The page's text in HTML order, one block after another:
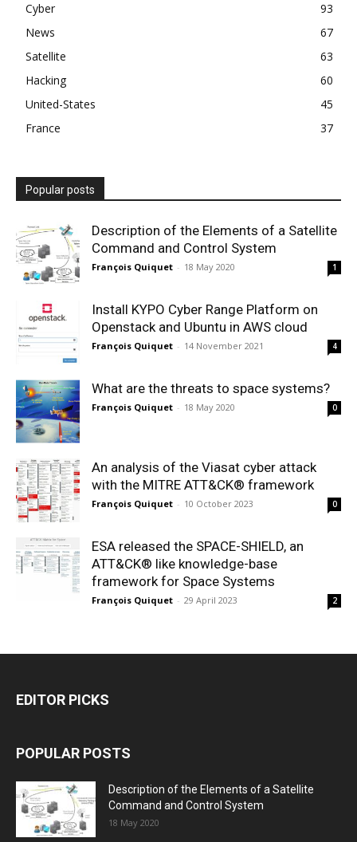
Cyber
93
News
67
Satellite
63
Hacking
60
United-States
45
France
37
Popular posts
Description of the Elements of a Satellite
Command and Control System
François Quiquet - 18 May 2020 1
Install KYPO Cyber Range Platform on
Openstack and Ubuntu in AWS cloud
François Quiquet - 14 November 2021 4
What are the threats to space systems?
François Quiquet - 18 May 2020 0
An analysis of the Viasat cyber attack
with the MITRE ATT&CK® framework
François Quiquet - 10 October 2023 0
ESA released the SPACE-SHIELD, an
ATT&CK® like knowledge-base
framework for Space Systems
François Quiquet - 29 April 2023 2
EDITOR PICKS
POPULAR POSTS
Description of the Elements of a Satellite
Command and Control System
18 May 2020